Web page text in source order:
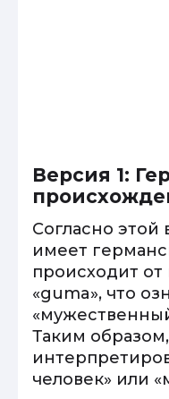
Версия 1:
Согласно
имеет
происходит от
«guma», что
Таким
человек» или